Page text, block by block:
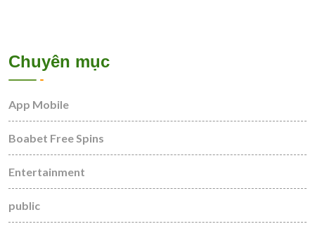
Chuyên mục
App Mobile
Boabet Free Spins
Entertainment
public